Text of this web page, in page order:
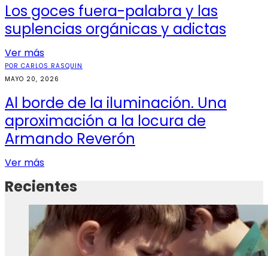
Los goces fuera-palabra y las
suplencias orgánicas y adictas
Ver más
POR CARLOS RASQUIN
MAYO 20, 2026
Al borde de la iluminación. Una
aproximación a la locura de
Armando Reverón
Ver más
Recientes